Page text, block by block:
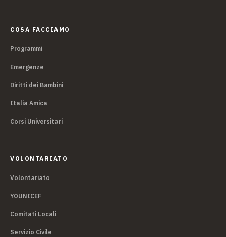
COSA FACCIAMO
Programmi
Emergenze
Diritti dei Bambini
Italia Amica
Corsi Universitari
VOLONTARIATO
Volontariato
YOUNICEF
Comitati Locali
Servizio Civile